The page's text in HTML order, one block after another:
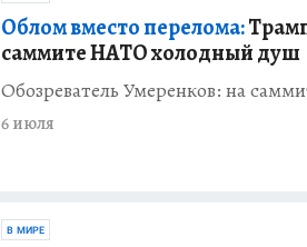
Облом вместо перелома:
саммите НАТО холодный душ
Обозреватель Умеренков: на
6 июля
В МИРЕ